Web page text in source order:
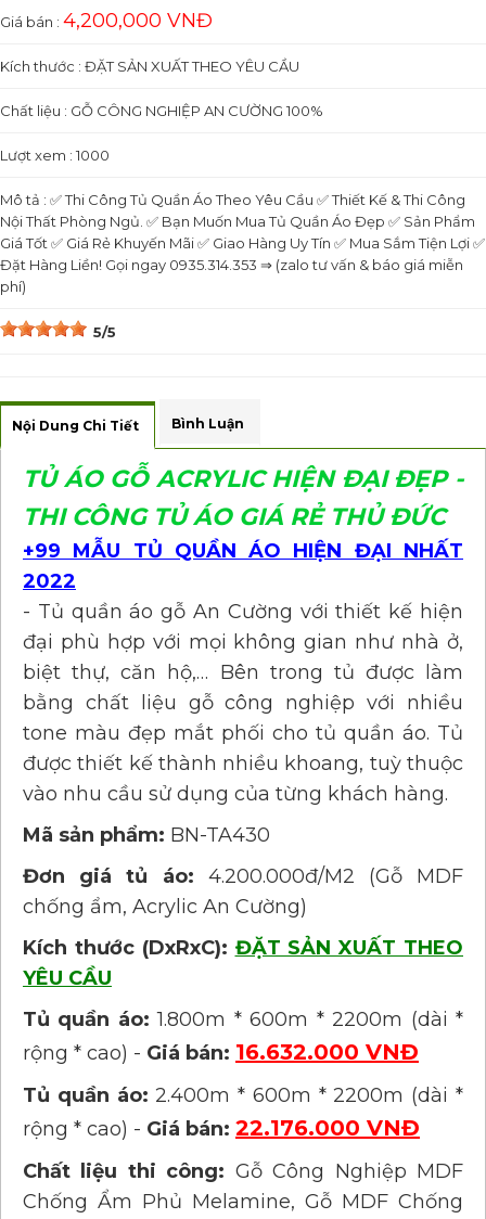
Giá bán : 4,200,000 VNĐ
Kích thước : ĐẶT SẢN XUẤT THEO YÊU CẦU
Chất liệu : GỖ CÔNG NGHIỆP AN CƯỜNG 100%
Lượt xem : 1000
Mô tả : ✅ Thi Công Tủ Quần Áo Theo Yêu Cầu ✅ Thiết Kế & Thi Công
Nội Thất Phòng Ngủ. ✅ Bạn Muốn Mua Tủ Quần Áo Đẹp ✅ Sản Phẩm
Giá Tốt ✅ Giá Rẻ Khuyến Mãi ✅ Giao Hàng Uy Tín ✅ Mua Sắm Tiện Lợi ✅
Đặt Hàng Liền! Gọi ngay 0935.314.353 ⇒ (zalo tư vấn & báo giá miễn
phí)
5/5
Nội Dung Chi Tiết Bình Luận
TỦ ÁO GỖ ACRYLIC HIỆN ĐẠI ĐẸP -
THI CÔNG TỦ ÁO GIÁ RẺ THỦ ĐỨC
+99 MẪU TỦ QUẦN ÁO HIỆN ĐẠI NHẤT
2022
- Tủ quần áo gỗ An Cường với thiết kế hiện
đại phù hợp với mọi không gian như nhà ở,
biệt thự, căn hộ,… Bên trong tủ được làm
bằng chất liệu gỗ công nghiệp với nhiều
tone màu đẹp mắt phối cho tủ quần áo. Tủ
được thiết kế thành nhiều khoang, tuỳ thuộc
vào nhu cầu sử dụng của từng khách hàng.
Mã sản phẩm: BN-TA430
Đơn giá tủ áo: 4.200.000đ/M2 (Gỗ MDF
chống ẩm, Acrylic An Cường)
Kích thước (DxRxC): ĐẶT SẢN XUẤT THEO
YÊU CẦU
Tủ quần áo: 1.800m * 600m * 2200m (dài *
rộng * cao) - Giá bán: 16.632.000 VNĐ
Tủ quần áo:2.400m * 600m * 2200m (dài *
rộng * cao) - Giá bán: 22.176.000 VNĐ
Chất liệu thi công: Gỗ Công Nghiệp MDF
Chống Ẩm Phủ Melamine, Gỗ MDF Chống